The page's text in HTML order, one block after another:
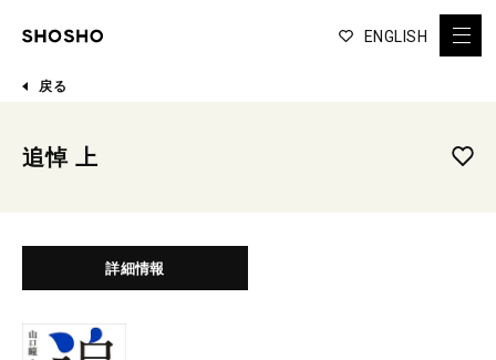
ENGLISH
戻る
追悼 上
詳細情報